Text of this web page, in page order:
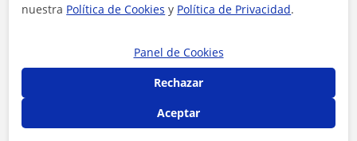
nuestra Política de Cookies y Política de Privacidad.
Panel de Cookies
Rechazar
Aceptar